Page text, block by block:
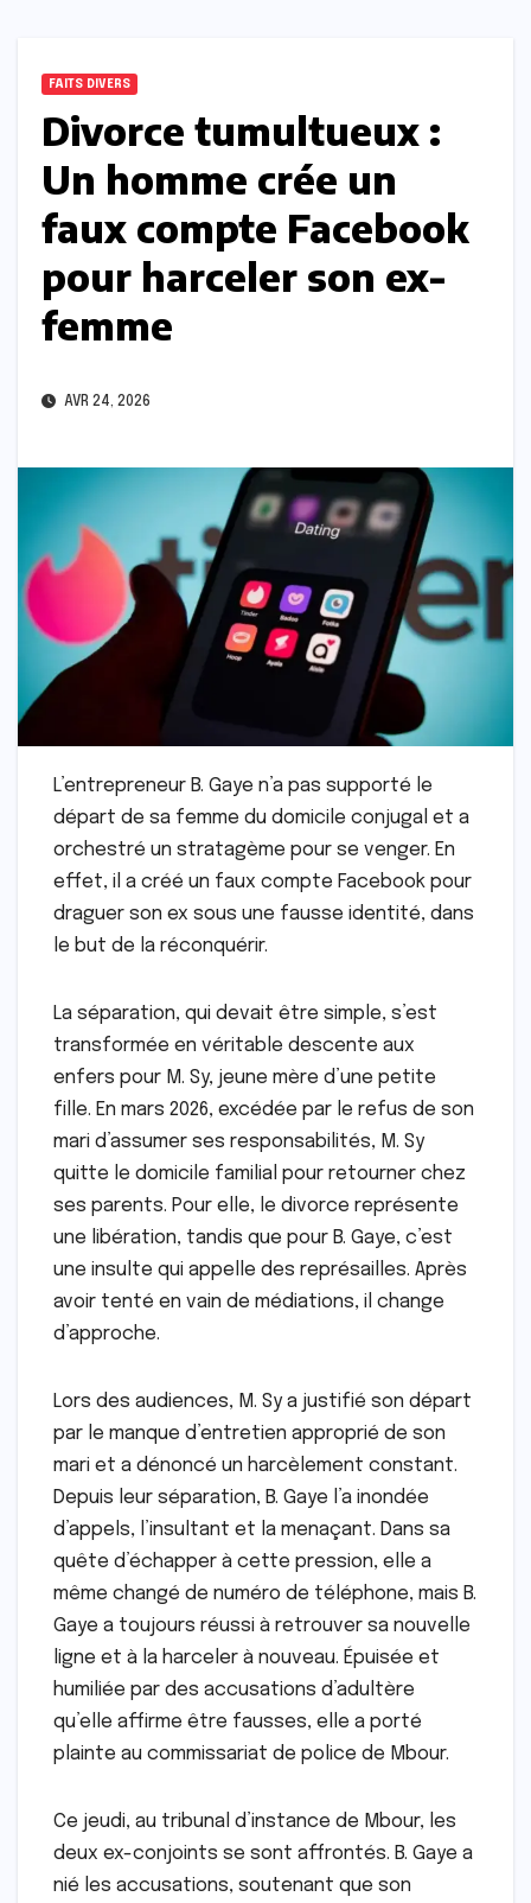
FAITS DIVERS
Divorce tumultueux :
Un homme crée un
faux compte Facebook
pour harceler son ex-
femme
AVR 24, 2026
L’entrepreneur B. Gaye n’a pas supporté le
départ de sa femme du domicile conjugal et a
orchestré un stratagème pour se venger. En
effet, il a créé un faux compte Facebook pour
draguer son ex sous une fausse identité, dans
le but de la réconquérir.
La séparation, qui devait être simple, s’est
transformée en véritable descente aux
enfers pour M. Sy, jeune mère d’une petite
fille. En mars 2026, excédée par le refus de son
mari d’assumer ses responsabilités, M. Sy
quitte le domicile familial pour retourner chez
ses parents. Pour elle, le divorce représente
une libération, tandis que pour B. Gaye, c’est
une insulte qui appelle des représailles. Après
avoir tenté en vain de médiations, il change
d’approche.
Lors des audiences, M. Sy a justifié son départ
par le manque d’entretien approprié de son
mari et a dénoncé un harcèlement constant.
Depuis leur séparation, B. Gaye l’a inondée
d’appels, l’insultant et la menaçant. Dans sa
quête d’échapper à cette pression, elle a
même changé de numéro de téléphone, mais B.
Gaye a toujours réussi à retrouver sa nouvelle
ligne et à la harceler à nouveau. Épuisée et
humiliée par des accusations d’adultère
qu’elle affirme être fausses, elle a porté
plainte au commissariat de police de Mbour.
Ce jeudi, au tribunal d’instance de Mbour, les
deux ex-conjoints se sont affrontés. B. Gaye a
nié les accusations, soutenant que son